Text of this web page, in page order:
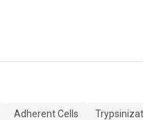
Adherent Cells